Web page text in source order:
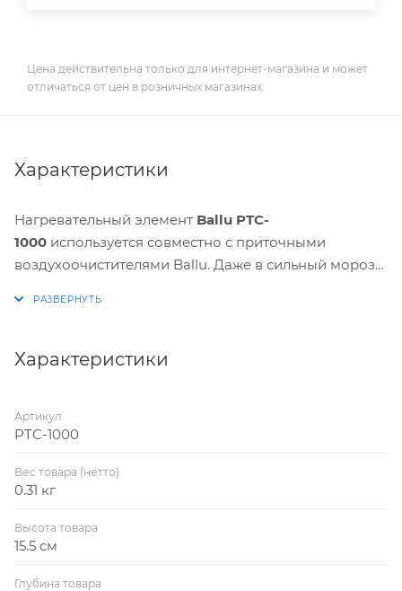
Цена действительна только для интернет-магазина и может
отличаться от цен в розничных магазинах
Характеристики
Нагревательный элемент Ballu PTC-
1000 используется совместно с приточными
воздухоочистителями Ballu. Даже в сильный мороз
комфортной температуры.
Подходит для:
Очиститель воздуха приточный
100 и моделей
Характеристики
Артикул
PTC-1000
Вес товара (нетто)
0.31 кг
Высота товара
15.5 см
Глубина товара